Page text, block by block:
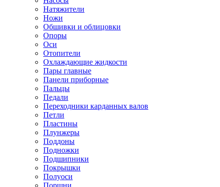
Натяжители
Ножи
Обшивки и облицовки
Опоры
Оси
Отопители
Охлаждающие жидкости
Пары главные
Панели приборные
Пальцы
Педали
Переходники карданных валов
Петли
Пластины
Плунжеры
Поддоны
Подножки
Подшипники
Покрышки
Полуоси
Поршни